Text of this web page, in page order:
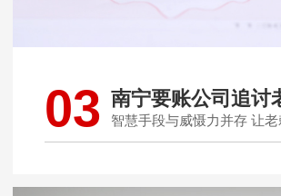
03 南宁要账公司追讨
智慧手段与威慑力并存 让